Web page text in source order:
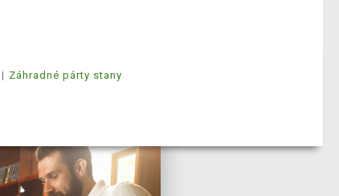
Záhradné párty stany